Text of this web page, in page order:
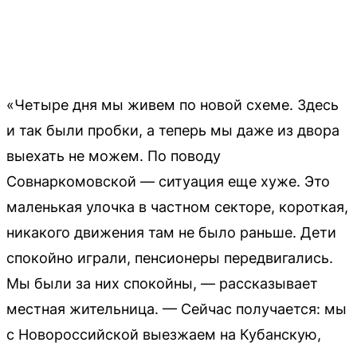
«Четыре дня мы живем по новой схеме. Здесь
и так были пробки, а теперь мы даже из двора
выехать не можем. По поводу
Совнаркомовской — ситуация еще хуже. Это
маленькая улочка в частном секторе, короткая,
никакого движения там не было раньше. Дети
спокойно играли, пенсионеры передвигались.
Мы были за них спокойны, — рассказывает
местная жительница. — Сейчас получается: мы
с Новороссийской выезжаем на Кубанскую,